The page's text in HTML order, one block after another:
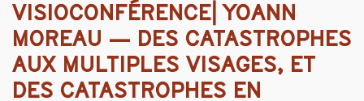
VISIOCONFÉRENCE⎜YOANN
MOREAU — DES CATASTROPHES
AUX MULTIPLES VISAGES, ET
DES CATASTROPHES EN